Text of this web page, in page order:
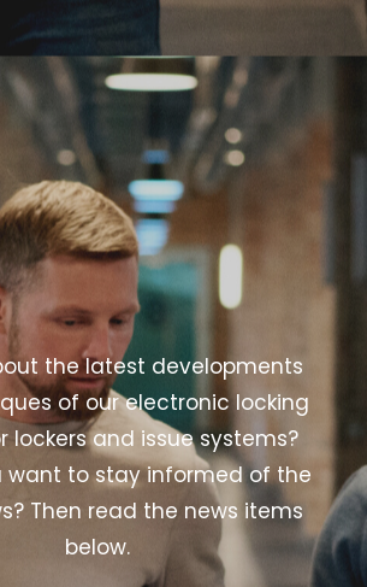
the latest developments
of our electronic locking
lockers and issue systems?
want to stay informed of the
Then read the news items
below.